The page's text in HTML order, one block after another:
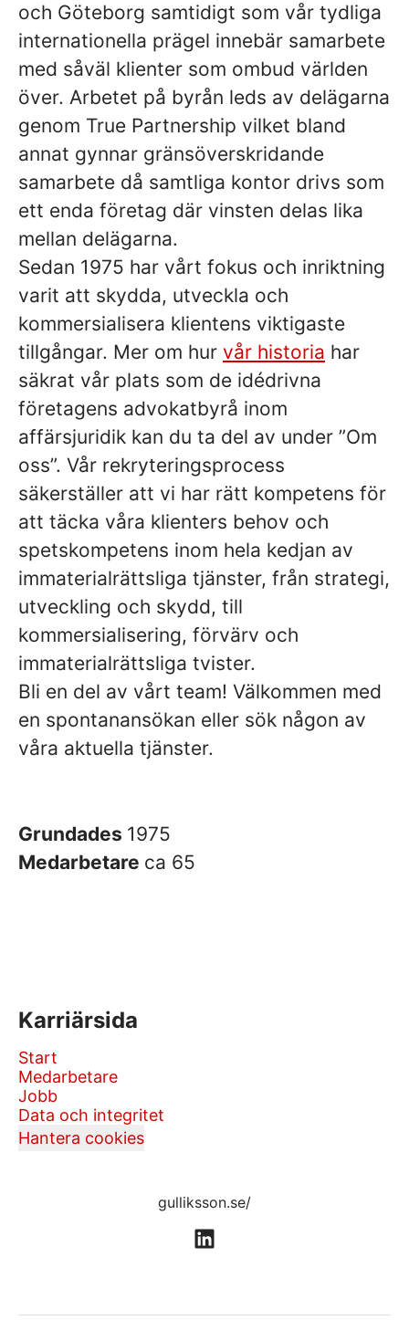
och Göteborg samtidigt som vår tydliga
internationella prägel innebär samarbete
med såväl klienter som ombud världen
över. Arbetet på byrån leds av delägarna
genom True Partnership vilket bland
annat gynnar gränsöverskridande
samarbete då samtliga kontor drivs som
ett enda företag där vinsten delas lika
mellan delägarna.
Sedan 1975 har vårt fokus och inriktning
varit att skydda, utveckla och
kommersialisera klientens viktigaste
tillgångar. Mer om hur vår historia har
säkrat vår plats som de idédrivna
företagens advokatbyrå inom
affärsjuridik kan du ta del av under ”Om
oss”. Vår rekryteringsprocess
säkerställer att vi har rätt kompetens för
att täcka våra klienters behov och
spetskompetens inom hela kedjan av
immaterialrättsliga tjänster, från strategi,
utveckling och skydd, till
kommersialisering, förvärv och
immaterialrättsliga tvister.
Bli en del av vårt team! Välkommen med
en spontanansökan eller sök någon av
våra aktuella tjänster.
Grundades 1975
Medarbetare ca 65
Karriärsida
Start
Medarbetare
Jobb
Data och integritet
Hantera cookies
gulliksson.se/